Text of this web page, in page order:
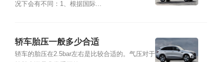
况下会有不同：1、根据国际...
轿车胎压一般多少合适
轿车的胎压在2.5bar左右是比较合适的。气压对于